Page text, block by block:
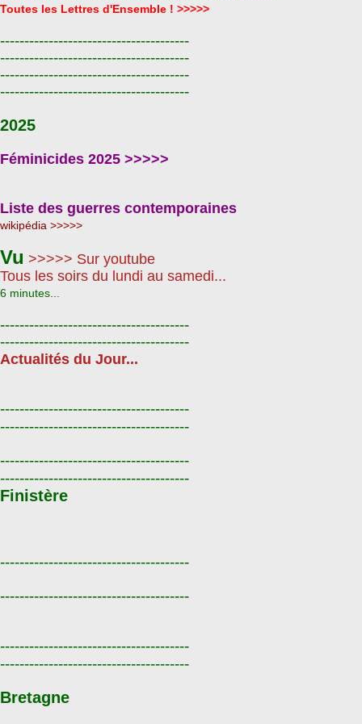
Toutes les Lettres d'Ensemble ! >>>>>
---------------------------------------
---------------------------------------
---------------------------------------
---------------------------------------
2025
Féminicides 2025 >>>>>
Liste des guerres contemporaines
wikipédia >>>>>
Vu >>>>> Sur youtube
Tous les soirs du lundi au samedi...
6 minutes...
---------------------------------------
---------------------------------------
Actualités du Jour...
---------------------------------------
---------------------------------------
---------------------------------------
---------------------------------------
Finistère
---------------------------------------
---------------------------------------
---------------------------------------
---------------------------------------
Bretagne